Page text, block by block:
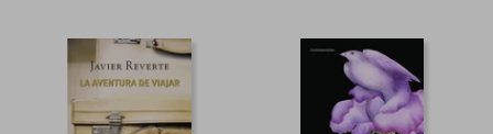
45%
dcto.
45%
dcto.